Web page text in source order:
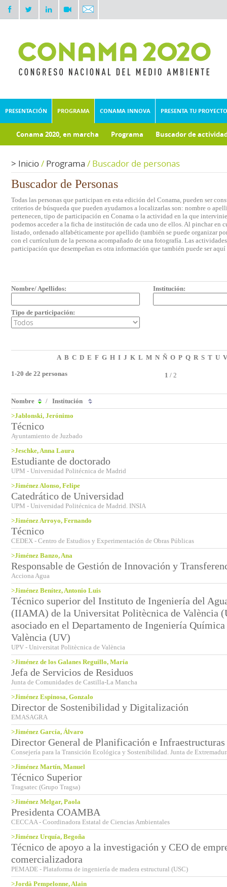
PRESENTACIÓN PROGRAMA CONAMA INNOVA PRESENTA TU PROYECTO
Conama 2020, en marcha Programa Buscador de
> Inicio/ Programa / Buscador de personas
Buscador de Personas
Todas las personas que participan en esta edición del Conama, pueden ser
criterios de búsqueda que pueden ayudarnos a localizarlas son: nombre o
pertenecen, tipo de participación en Conama o la actividad en la que
podemos acceder a la ficha de institución de cada uno de ellos. Al pinchar en
listado, ordenado alfabéticamente por apellido (también se puede organizar
con el currículum de la persona acompañado de una fotografía. Las
participación que desempeñan es otra información que también puede ser
Nombre/ Apellidos: Institución:
Tipo de participación:
A B C D E F G H I J K L M N Ñ O P Q R S T U V
1-20 de 22 personas 1 / 2
Nombre / Institución
>Jablonski, Jerónimo
Técnico
Ayuntamiento de Juzbado
>Jeschke, Anna Laura
Estudiante de doctorado
UPM - Universidad Politécnica de Madrid
>Jiménez Alonso, Felipe
Catedrático de Universidad
UPM - Universidad Politécnica de Madrid. INSIA
>Jiménez Arroyo, Fernando
Técnico
CEDEX - Centro de Estudios y Experimentación de Obras Públicas
>Jiménez Banzo, Ana
Responsable de Gestión de Innovación y
Acciona Agua
>Jiménez Benítez, Antonio Luis
Técnico superior del Instituto de Ingeniería del
(IIAMA) de la Universitat Politècnica de València
asociado en el Departamento de Ingeniería
València (UV)
UPV - Universitat Politècnica de València
>Jiménez de los Galanes Reguillo, María
Jefa de Servicios de Residuos
Junta de Comunidades de Castilla-La Mancha
>Jiménez Espinosa, Gonzalo
Director de Sostenibilidad y Digitalización
EMASAGRA
>Jiménez García, Álvaro
Director General de Planificación e
Consejería para la Transición Ecológica y Sostenibilidad. Junta de
>Jiménez Martín, Manuel
Técnico Superior
Tragsatec (Grupo Tragsa)
>Jiménez Melgar, Paola
Presidenta COAMBA
CECCAA - Coordinadora Estatal de Ciencias Ambientales
>Jiménez Urquía, Begoña
Técnico de apoyo a la investigación y CEO de
comercializadora
PEMADE - Plataforma de ingeniería de madera estructural (USC)
>Jordà Pempelonne, Alain